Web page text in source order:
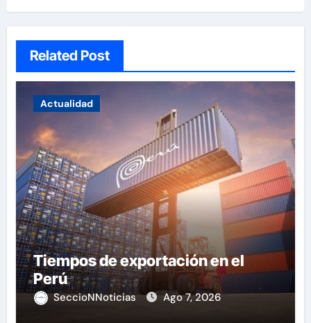
Related Post
Actualidad
Tiempos de exportación en el
Perú
SeccioNNoticias Ago 7, 2026